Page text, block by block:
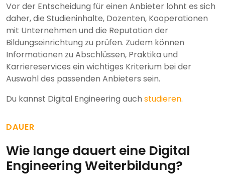
Vor der Entscheidung für einen Anbieter lohnt es sich
daher, die Studieninhalte, Dozenten, Kooperationen
mit Unternehmen und die Reputation der
Bildungseinrichtung zu prüfen. Zudem können
Informationen zu Abschlüssen, Praktika und
Karriereservices ein wichtiges Kriterium bei der
Auswahl des passenden Anbieters sein.
Du kannst Digital Engineering auch studieren.
DAUER
Wie lange dauert eine Digital
Engineering Weiterbildung?